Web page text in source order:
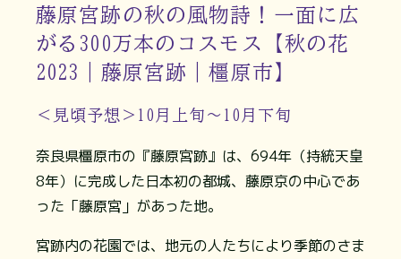
藤原宮跡の秋の風物詩！一面に広
がる300万本のコスモス【秋の花
2023｜藤原宮跡｜橿原市】
＜見頃予想＞10月上旬～10月下旬
奈良県橿原市の『藤原宮跡』は、694年（持統天皇
8年）に完成した日本初の都城、藤原京の中心であ
った「藤原宮」があった地。
宮跡内の花園では、地元の人たちにより季節のさま